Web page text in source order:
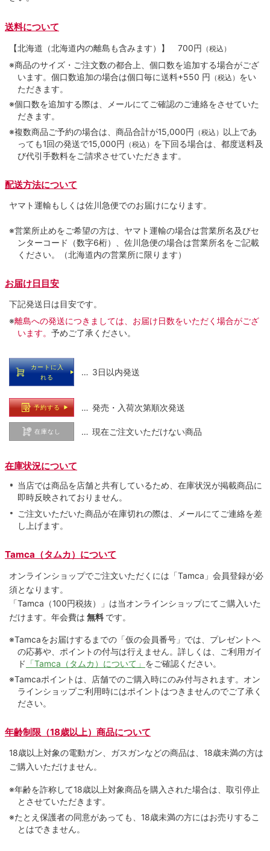
送料について
【北海道（北海道内の離島も含みます）】 700円 （税込）
※商品のサイズ・ご注文数の都合上、個口数を追加する場合がござ
います。個口数追加の場合は個口毎に送料+550 円 （税込） をい
ただきます。
※個口数を追加する際は、メールにてご確認のご連絡をさせていた
だきます。
※複数商品ご予約の場合は、商品合計が15,000円 （税込） 以上であ
っても1回の発送で15,000円 （税込） を下回る場合は、都度送料及
び代引手数料をご請求させていただきます。
配送方法について
ヤマト運輸もしくは佐川急便でのお届けになります。
※営業所止めをご希望の方は、ヤマト運輸の場合は営業所名及びセ
ンターコード（数字6桁）、佐川急便の場合は営業所名をご記載
ください。（北海道内の営業所に限ります）
お届け日目安
下記発送日は目安です。
※離島への発送につきましては、お届け日数をいただく場合がござ
います。 予めご了承ください。
カートに入
れる
… 3日以内発送
予約する … 発売・入荷次第順次発送
在庫なし … 現在ご注文いただけない商品
在庫状況について
当店では商品を店舗と共有しているため、在庫状況が掲載商品に
即時反映されておりません。
ご注文いただいた商品が在庫切れの際は、メールにてご連絡を差
し上げます。
Tamca（タムカ）について
オンラインショップでご注⽂いただくには「Tamca」会員登録が必
須となります。
「Tamca （100円税抜）
」は当オンラインショップにてご購⼊いた
だけます。 年会費は 無料 です。
※Tamcaをお届けするまでの「仮の会員番号」では、プレゼントへ
の応募や、ポイントの付与は⾏えません。詳しくは、ご利⽤ガイ
ド 「Tamca（タムカ）について」 をご確認ください。
※Tamcaポイントは、店舗でのご購⼊時にのみ付与されます。オン
ラインショップご利用時にはポイントはつきませんのでご了承く
ださい。
年齢制限（18歳以上）商品について
18歳以上対象の電動ガン、ガスガンなどの商品は、18歳未満の方は
ご購入いただけません。
※年齢を詐称して18歳以上対象商品を購入された場合は、取引停止
とさせていただきます。
※たとえ保護者の同意があっても、18歳未満の方にはお売りするこ
とはできません。